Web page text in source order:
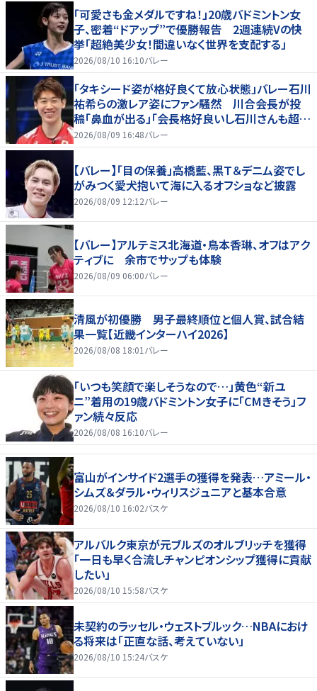
「可愛さも金メダルですね！」20歳バドミントン女
子、密着“ドアップ”で優勝報告 2週連続Vの快
挙「超絶美少女！間違いなく世界を支配する」
2026/08/10 16:10バレー
「タキシード姿が格好良くて放心状態」バレー石川
祐希らの激レア姿にファン騒然 川合会長が投
稿「鼻血が出る」「会長格好良いし石川さんも超格
好いい」
2026/08/09 16:48バレー
【バレー】「目の保養」高橋藍、黒Ｔ＆デニム姿でし
がみつく愛犬抱いて海に入るオフショなど披露
2026/08/09 12:12バレー
【バレー】アルテミス北海道・鳥本香琳、オフはアク
ティブに 余市でサップも体験
2026/08/09 06:00バレー
清風が初優勝 男子最終順位と個人賞、試合結
果一覧【近畿インターハイ2026】
2026/08/08 18:01 バレー
「いつも笑顔で楽しそうなので…」黄色“新ユ
ニ”着用の19歳バドミントン女子に「CMきそう」フ
ァン続々反応
2026/08/08 16:10バレー
富山がインサイド2選手の獲得を発表…アミール・
シムズ＆ダラル・ウィリスジュニアと基本合意
2026/08/10 16:02バスケ
アルバルク東京が元ブルズのオルブリッチを獲得
「一日も早く合流しチャンピオンシップ獲得に貢献
したい」
2026/08/10 15:58バスケ
未契約のラッセル・ウェストブルック…NBAにおけ
る将来は「正直な話、考えていない」
2026/08/10 15:24バスケ